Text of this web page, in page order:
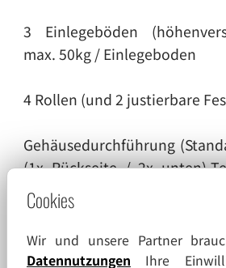
3 Einlegeböden
max. 50kg / Einlegeboden
4 Rollen (und 2 justierbare
Gehäusedurchführung
(1x Rückseite / 2x unten)
Platin-Widerstand (Pt 1000 Ω)
Fassungsvermögen: 384 2"-
Cookies
Wir und unsere Partner
Datennutzungen Ihre